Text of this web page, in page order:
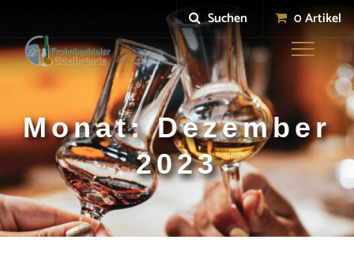
Suchen
0 Artikel
Toggle
navigation
Monat:Dezember
2023